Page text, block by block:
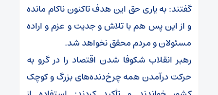
گفتند: به یاری حق این هدف تاکنون ناکام مانده
و از این پس هم با تلاش و جدیت و عزم و اراده
مسئولان و مردم محقق نخواهد شد.
حرکت درآمدن همه چرخ‌دنده‌های بزرگ و کوچک